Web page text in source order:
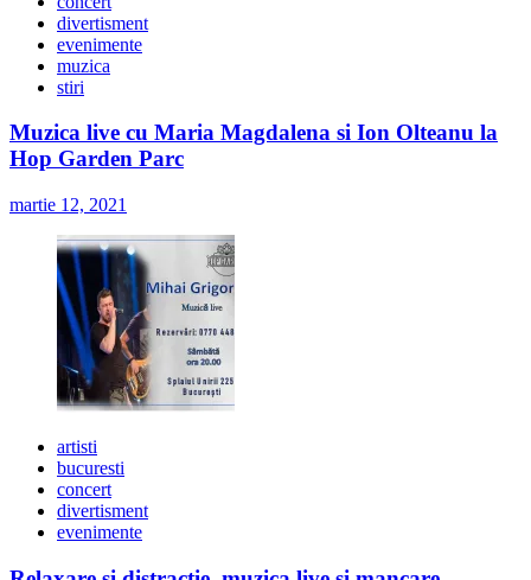
divertisment
evenimente
muzica
stiri
Muzica live cu Maria Magdalena si Ion Olteanu la
Hop Garden Parc
martie 12, 2021
artisti
bucuresti
concert
divertisment
evenimente